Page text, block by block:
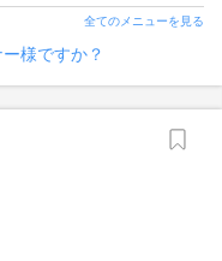
全てのメニューを見る
様ですか？